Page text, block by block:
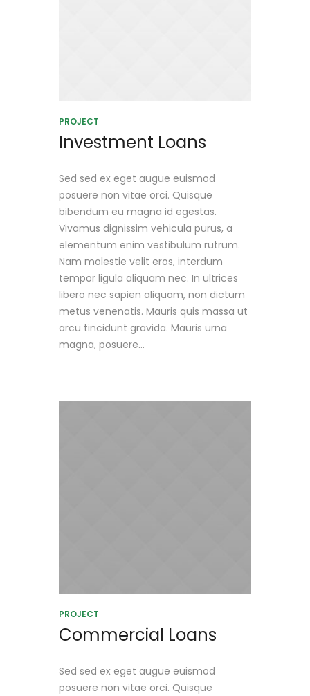
PROJECT
Investment Loans
Sed sed ex eget augue euismod
posuere non vitae orci. Quisque
bibendum eu magna id egestas.
Vivamus dignissim vehicula purus, a
elementum enim vestibulum rutrum.
Nam molestie velit eros, interdum
tempor ligula aliquam nec. In ultrices
libero nec sapien aliquam, non dictum
metus venenatis. Mauris quis massa ut
arcu tincidunt gravida. Mauris urna
magna, posuere...
PROJECT
Commercial Loans
Sed sed ex eget augue euismod
posuere non vitae orci. Quisque